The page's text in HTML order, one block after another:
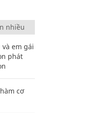
nhiều
em gái
phát
cơ